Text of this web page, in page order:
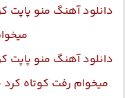
دانلود آهنگ منو
دانلود آهنگ منو
میخوام رفت کوتاه